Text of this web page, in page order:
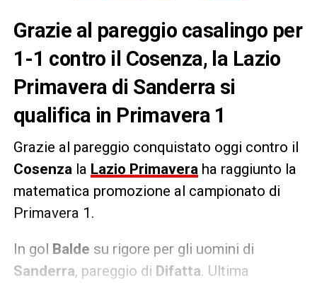
Grazie al pareggio casalingo per
1-1 contro il Cosenza, la Lazio
Primavera di Sanderra si
qualifica in Primavera 1
Grazie al pareggio conquistato oggi contro il
Cosenza la Lazio Primaveraha raggiunto la
matematica promozione al campionato di
Primavera 1.
In gol Balde su rigore per gli uomini di
Sanderra, pareggio di Difatta. Ultima